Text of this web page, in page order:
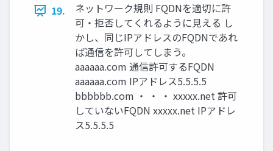
19.
ネットワーク規則 FQDNを適切に許
可・拒否してくれるように見える し
かし、同じIPアドレスのFQDNであれ
ば通信を許可してしまう。
aaaaaa.com 通信許可するFQDN
aaaaaa.com IPアドレス5.5.5.5
bbbbbb.com ・ ・ ・ xxxxx.net 許可
していないFQDN xxxxx.net IPアドレ
ス5.5.5.5